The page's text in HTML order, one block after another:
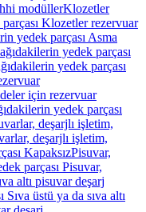
modüllerKlozetler
Klozetler rezervuar
yedek parçası Asma
yedek parçası
yedek parçası
için rezervuar
yedek parçası
deşarjlı işletim,
deşarjlı işletim,
KapaksızPisuvar,
parçası Pisuvar,
altı pisuvar deşarj
üstü ya da sıva altı